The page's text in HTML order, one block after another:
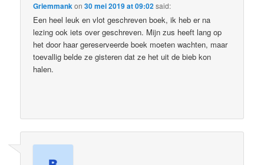
Griemmankon30 mei 2019 at 09:02said:
Een heel leuk en vlot geschreven boek, ik heb er na
lezing ook iets over geschreven. Mijn zus heeft lang op
het door haar gereserveerde boek moeten wachten, maar
toevallig belde ze gisteren dat ze het uit de bieb kon
halen.